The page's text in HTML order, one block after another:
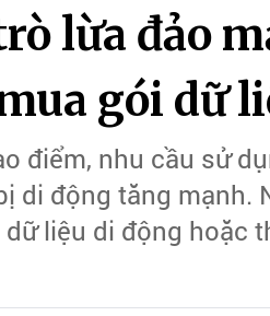
lừa đảo
gói dữ
điểm, nhu cầu sử
di động tăng mạnh.
liệu di động hoặc